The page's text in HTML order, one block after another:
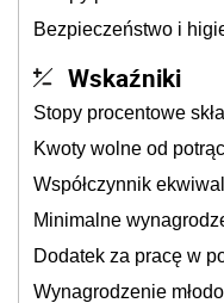
Bezpieczeństwo i
Wskaźniki
Stopy procentowe
Kwoty wolne od
Współczynnik
Minimalne
Dodatek za pracę w
Wynagrodzenie